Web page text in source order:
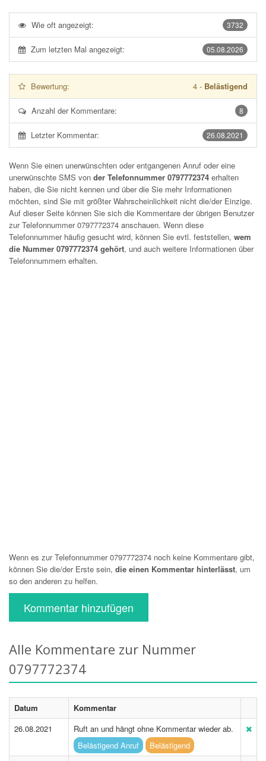
3732
Wie oft angezeigt:
05.08.2026
Zum letzten Mal angezeigt:
Bewertung: 4 - Belästigend
8
Anzahl der Kommentare:
26.08.2021
Letzter Kommentar:
Wenn Sie einen unerwünschten oder entgangenen Anruf oder eine
unerwünschte SMS von der Telefonnummer 0797772374 erhalten
haben, die Sie nicht kennen und über die Sie mehr Informationen
möchten, sind Sie mit größter Wahrscheinlichkeit nicht die/der Einzige.
Auf dieser Seite können Sie sich die Kommentare der übrigen Benutzer
zur Telefonnummer0797772374 anschauen. Wenn diese
Telefonnummer häufig gesucht wird, können Sie evtl. feststellen, wem
die Nummer 0797772374 gehört, und auch weitere Informationen über
Telefonnummern erhalten.
Wenn es zur Telefonnummer 0797772374 noch keine Kommentare gibt,
können Sie die/der Erste sein, die einen Kommentar hinterlässt, um
so den anderen zu helfen.
Kommentar hinzufügen
Alle Kommentare zur Nummer
0797772374
Datum
Kommentar
26.08.2021
Ruft an und hängt ohne Kommentar wieder ab.
Belästigend Anruf
Belästigend